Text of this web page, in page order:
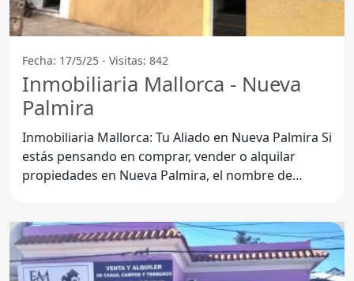
Fecha: 17/5/25 - Visitas: 842
Inmobiliaria Mallorca - Nueva
Palmira
Inmobiliaria Mallorca: Tu Aliado en Nueva Palmira Si
estás pensando en comprar, vender o alquilar
propiedades en Nueva Palmira, el nombre de